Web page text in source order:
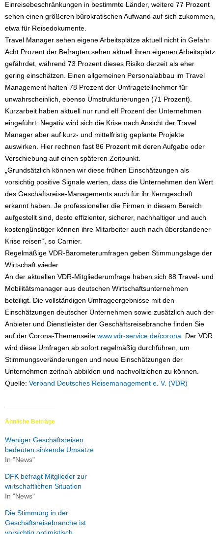
Einreisebeschränkungen in bestimmte Länder, weitere 77 Prozent
sehen einen größeren bürokratischen Aufwand auf sich zukommen,
etwa für Reisedokumente.
Travel Manager sehen eigene Arbeitsplätze aktuell nicht in Gefahr
Acht Prozent der Befragten sehen aktuell ihren eigenen Arbeitsplatz
gefährdet, während 73 Prozent dieses Risiko derzeit als eher
gering einschätzen. Einen allgemeinen Personalabbau im Travel
Management halten 78 Prozent der Umfrageteilnehmer für
unwahrscheinlich, ebenso Umstrukturierungen (71 Prozent).
Kurzarbeit haben aktuell nur rund elf Prozent der Unternehmen
eingeführt. Negativ wird sich die Krise nach Ansicht der Travel
Manager aber auf kurz- und mittelfristig geplante Projekte
auswirken. Hier rechnen fast 86 Prozent mit deren Aufgabe oder
Verschiebung auf einen späteren Zeitpunkt.
„Grundsätzlich können wir diese frühen Einschätzungen als
vorsichtig positive Signale werten, dass die Unternehmen den Wert
des Geschäftsreise-Managements auch für ihr Kerngeschäft
erkannt haben. Je professioneller die Firmen in diesem Bereich
aufgestellt sind, desto effizienter, sicherer, nachhaltiger und auch
kostengünstiger können ihre Mitarbeiter auch nach überstandener
Krise reisen“, so Carnier.
Regelmäßige VDR-Barometerumfragen geben Stimmungslage der
Wirtschaft wieder
An der aktuellen VDR-Mitgliederumfrage haben sich 88 Travel- und
Mobilitätsmanager aus deutschen Wirtschaftsunternehmen
beteiligt. Die vollständigen Umfrageergebnisse mit den
Einschätzungen deutscher Unternehmen sowie zusätzlich auch der
Anbieter und Dienstleister der Geschäftsreisebranche finden Sie
auf der Corona-Themenseite www.vdr-service.de/corona . Der VDR
wird diese Umfragen ab sofort regelmäßig durchführen, um
Stimmungsveränderungen und neue Einschätzungen der
Unternehmen zeitnah abbilden und nachvollziehen zu können.
Quelle: Verband Deutsches Reisemanagement e. V. (VDR)
Ähnliche Beiträge
Weniger Geschäftsreisen
bedeuten sinkende Umsätze
In "News"
DFK befragt Mitglieder zur
wirtschaftlichen Situation
In "News"
Die Stimmung in der
Geschäftsreisebranche ist